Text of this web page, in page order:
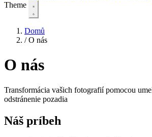
Theme
Domů
/ O nás
O nás
Transformácia vašich fotografií pomocou
odstránenie pozadia
Náš príbeh